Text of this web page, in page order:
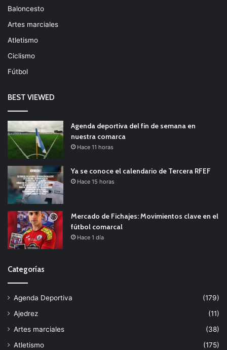
Baloncesto
Artes marciales
Atletismo
Ciclismo
Fútbol
BEST VIEWED
Agenda deportiva del fin de semana en
nuestra comarca
Hace 11 horas
Ya se conoce el calendario de Tercera RFEF
Hace 15 horas
Mercado de Fichajes: Movimientos clave en el
fútbol comarcal
Hace 1 día
Categorías
Agenda Deportiva
(179)
Ajedrez
(11)
Artes marciales
(38)
Atletismo
(175)